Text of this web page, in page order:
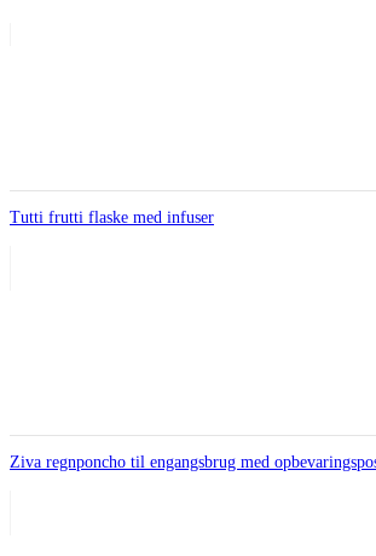
Tutti frutti flaske med infuser
Ziva regnponcho til engangsbrug med